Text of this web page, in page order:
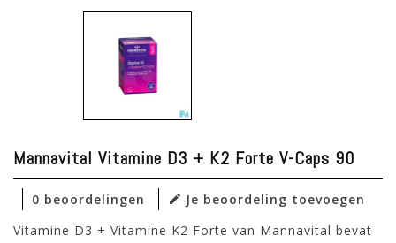
Mannavital Vitamine D3 + K2 Forte V-Caps 90
0 beoordelingen
Je beoordeling toevoegen
Vitamine D3 + Vitamine K2 Forte van Mannavital bevat